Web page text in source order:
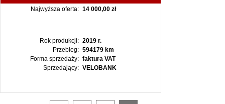
Najwyższa oferta: 14 000,00 zł
Rok produkcji: 2019 r.
Przebieg: 594179 km
Forma sprzedaży: faktura VAT
Sprzedający: VELOBANK